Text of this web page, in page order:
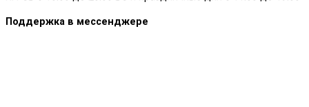
Поддержка в мессенджере